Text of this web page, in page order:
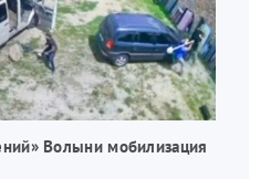
Волыни мобилизация